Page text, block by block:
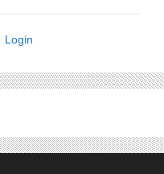
Login